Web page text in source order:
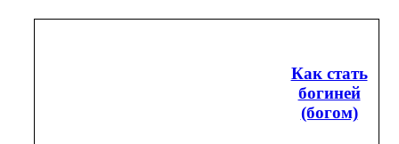
Как стать
богиней
(богом)